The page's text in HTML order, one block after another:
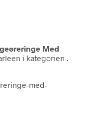
Med
i kategorien .
med-